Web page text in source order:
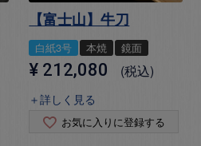
【富士山】牛刀
白紙3号 本焼 鏡面
¥ 212,080 税込
＋詳しく見る
お気に入りに登録する